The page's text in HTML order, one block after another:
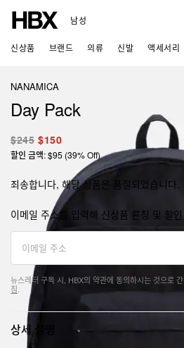
남성
신상품 브랜드 의류 신발 액세서리
NANAMICA
Day Pack
$245 $150
할인 금액: $95 (39% Off)
죄송합니다, 해당 상품은 품절되었습니다.
이메일 주소를 입력해 신상품 론칭 및 할
뉴스레터 구독 시, HBX의 약관에 동의하시는 것으로 간
침
상세 설명